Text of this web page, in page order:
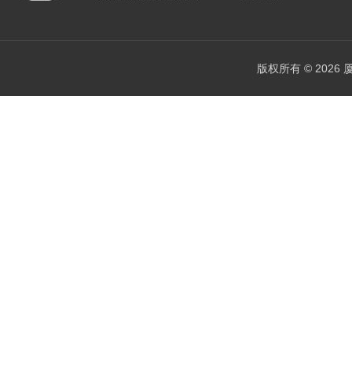
版权所有 © 2026